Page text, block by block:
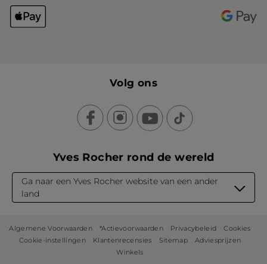
Volg ons
Yves Rocher rond de wereld
Ga naar een Yves Rocher website van een ander
land
Algemene Voorwaarden *Actievoorwaarden Privacybeleid
Cookies
Cookie-instellingen
Klantenrecensies Sitemap
Adviesprijzen
Winkels